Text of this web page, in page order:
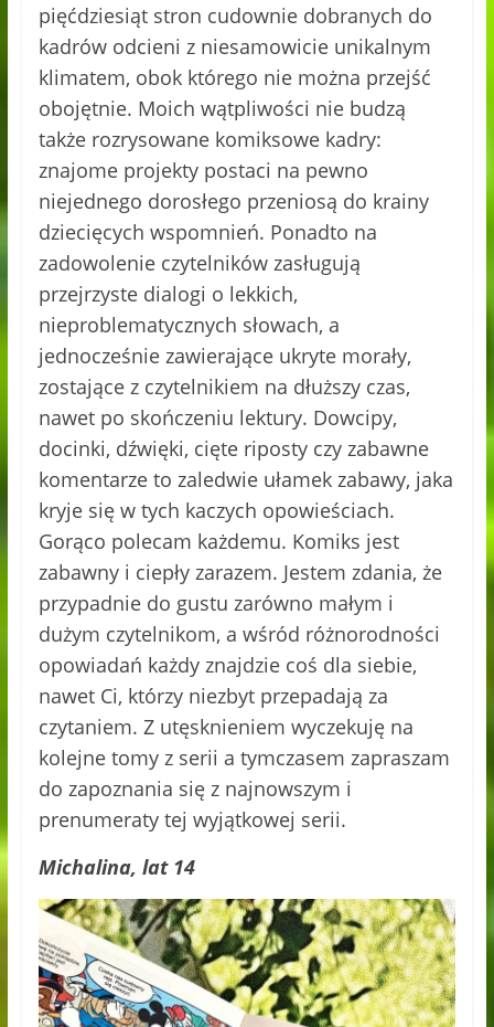
pięćdziesiąt stron cudownie dobranych do
kadrów odcieni z niesamowicie unikalnym
klimatem, obok którego nie można przejść
obojętnie. Moich wątpliwości nie budzą
także rozrysowane komiksowe kadry:
znajome projekty postaci na pewno
niejednego dorosłego przeniosą do krainy
dziecięcych wspomnień. Ponadto na
zadowolenie czytelników zasługują
przejrzyste dialogi o lekkich,
nieproblematycznych słowach, a
jednocześnie zawierające ukryte morały,
zostające z czytelnikiem na dłuższy czas,
nawet po skończeniu lektury. Dowcipy,
docinki, dźwięki, cięte riposty czy zabawne
komentarze to zaledwie ułamek zabawy, jaka
kryje się w tych kaczych opowieściach.
Gorąco polecam każdemu. Komiks jest
zabawny i ciepły zarazem. Jestem zdania, że
przypadnie do gustu zarówno małym i
dużym czytelnikom, a wśród różnorodności
opowiadań każdy znajdzie coś dla siebie,
nawet Ci, którzy niezbyt przepadają za
czytaniem. Z utęsknieniem wyczekuję na
kolejne tomy z serii a tymczasem zapraszam
do zapoznania się z najnowszym i
prenumeraty tej wyjątkowej serii.
Michalina, lat 14